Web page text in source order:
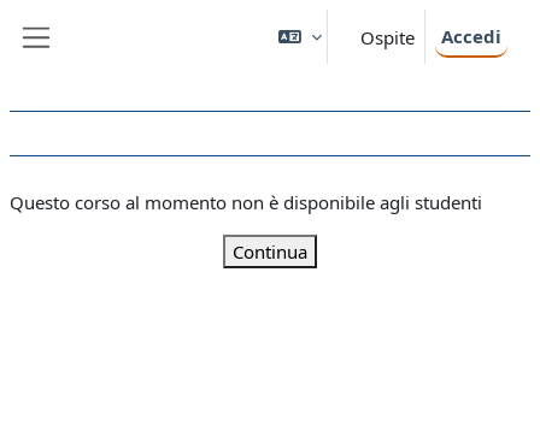
Ospite Accedi
Questo corso al momento non è disponibile agli studenti
Continua